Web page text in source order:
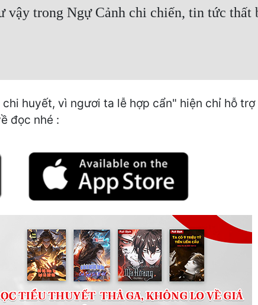
vậy trong Ngự Cảnh chi chiến, tin tức thất
huyết, vì ngươi ta lễ hợp cẩn" hiện chỉ hỗ
đọc nhé :